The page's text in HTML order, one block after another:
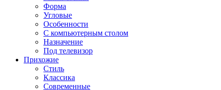
Форма
Угловые
Особенности
С компьютерным столом
Назначение
Под телевизор
Прихожие
Стиль
Классика
Современные